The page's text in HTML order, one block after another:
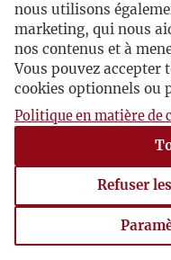
O Stanisławie
Maisons-Laffitte,
Giedroyc poświęca
socjologowi
żonie Marii. Prosi
artykułu
ukazał się w
O
nous utilisons
marketing, qui nous
nos contenus et à
Vous pouvez accepter
cookies optionnels ou
Politique en matière de
Refuser
Paramètres des cookies